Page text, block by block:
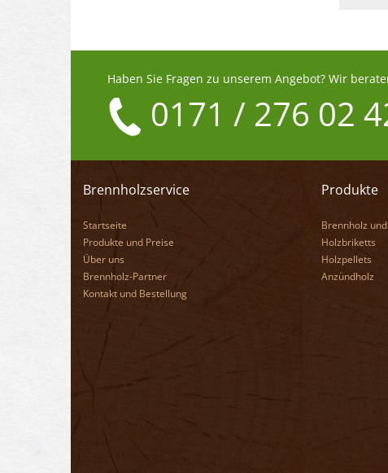
Haben Sie Fragen zu unserem Angebot? Wir
0171 / 276 02
Brennholzservice
Startseite
Produkte und Preise
Über uns
Brennholz-Partner
Kontakt und Bestellung
Produkte
Brennholz
Holzbriketts
Holzpellets
Anzündholz